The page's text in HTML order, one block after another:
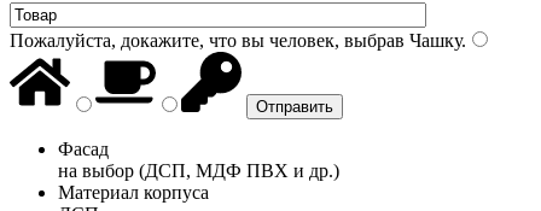
Пожалуйста, докажите, что вы человек, выбрав Чашку.
Фасад
на выбор (ДСП, МДФ ПВХ и др.)
Материал корпуса